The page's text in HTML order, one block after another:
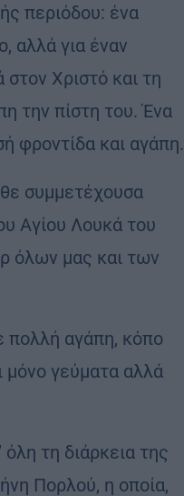
περιόδου: ένα
αλλά για έναν
Χριστό και τη
την πίστη του. Ένα
φροντίδα και αγάπη.
συμμετέχουσα
Αγίου Λουκά του
όλων μας και των
πολλή αγάπη, κόπο
μόνο γεύματα αλλά
τη διάρκεια της
Πορλού, η οποία,